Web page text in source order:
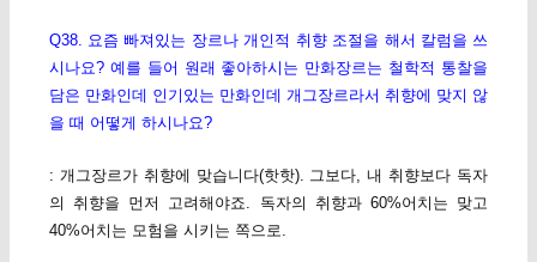
Q38. 요즘 빠져있는 장르나 개인적 취향 조절을 해서 칼럼을 쓰
시나요? 예를 들어 원래 좋아하시는 만화장르는 철학적 통찰을
담은 만화인데 인기있는 만화인데 개그장르라서 취향에 맞지 않
을 때 어떻게 하시나요?
: 개그장르가 취향에 맞습니다(핫핫). 그보다, 내 취향보다 독자
의 취향을 먼저 고려해야죠. 독자의 취향과 60%어치는 맞고
40%어치는 모험을 시키는 쪽으로.